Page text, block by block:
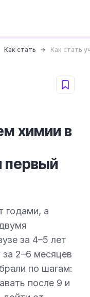
Как стать Как стать
химии в
первый
годами, а
за 4–5 лет
за 2–6 месяцев
по шагам:
после 9 и